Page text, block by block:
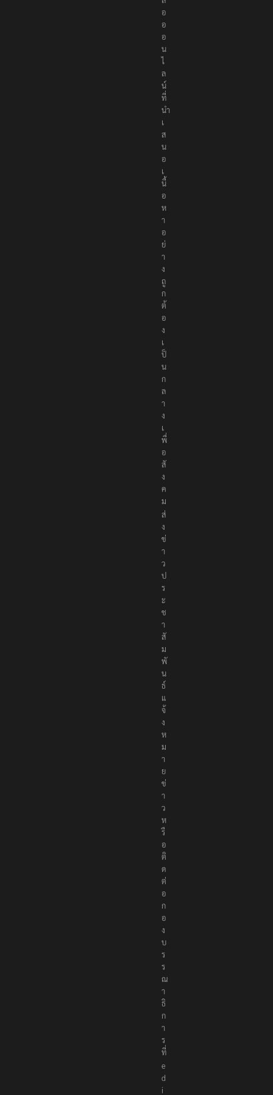
อ
อ
อ
น
ไ
ล
น์
ที่
นำ
เ
ส
น
อ
เ
นื้
อ
ห
า
อ
ย่
า
ง
ถู
ก
ต้
อ
ง
เ
ป็
น
ก
ล
า
ง
เ
พื่
อ
สั
ง
ค
ม
ส่
ง
ข่
า
ว
ป
ร
ะ
ช
า
สั
ม
พั
น
ธ์
แ
จ้
ง
ห
ม
า
ย
ข่
า
ว
ห
รื
อ
ติ
ด
ต่
อ
ก
อ
ง
บ
ร
ร
ณ
า
ธิ
ก
า
ร
ที่
e
d
i